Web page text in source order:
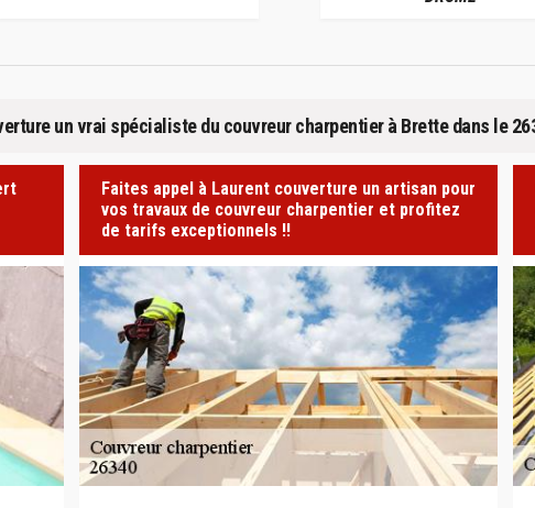
un vrai spécialiste du couvreur charpentier à Brette dans le
Faites appel à Laurent couverture un artisan pour
vos travaux de couvreur charpentier et profitez
de tarifs exceptionnels !!